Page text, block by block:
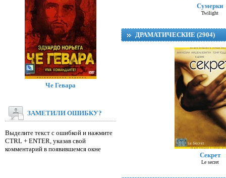
Сумерки
Twilight
ДРАМАТИЧЕСКИЕ (2904)
Секрет
Le secret
Че Гевара
ЗАМЕТИЛИ ОШИБКУ?
Выделите текст с ошибкой и нажмите
CTRL + ENTER, указав свой
комментарий в появившемся окне